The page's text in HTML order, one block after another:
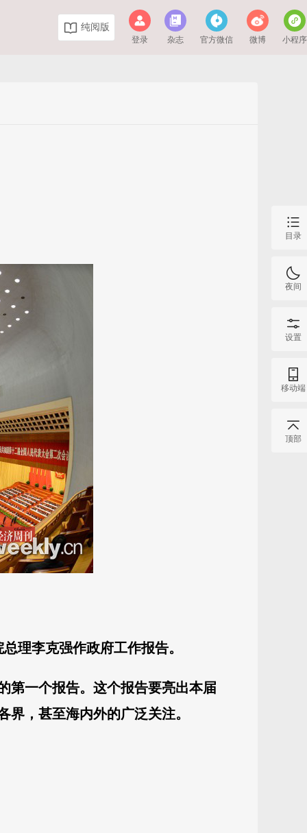
纯阅版
登录 杂志 官方微信 微博 小程序
理李克强作政府工作报告。
第一个报告。这个报告要亮出本届
，甚至海内外的广泛关注。
目录
夜间
设置
移动端
顶部